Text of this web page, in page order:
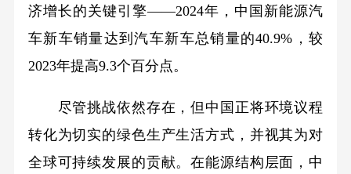
济增长的关键引擎——2024年，中国新能源汽
车新车销量达到汽车新车总销量的40.9%，较
2023年提高9.3个百分点。
尽管挑战依然存在，但中国正将环境议程
转化为切实的绿色生产生活方式，并视其为对
全球可持续发展的贡献。在能源结构层面，中